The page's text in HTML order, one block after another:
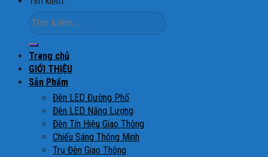
Trang chủ
GIỚI THIỆU
Sản Phẩm
Đèn LED Đường Phố
Đèn LED Năng Lượng
Đèn Tín Hiệu Giao Thông
Chiếu Sáng Thông Minh
Trụ Đèn Giao Thông